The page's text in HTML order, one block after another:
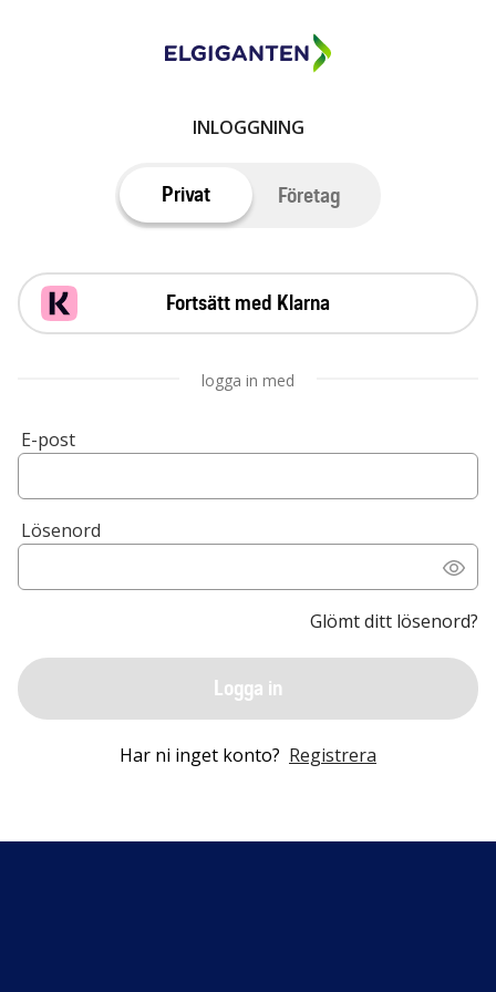
INLOGGNING
Privat Företag
Fortsätt med Klarna
logga in med
E-post
Lösenord
Glömt ditt lösenord?
Logga in
Har ni inget konto? Registrera